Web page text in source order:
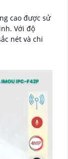
cao được sử
độ
nét và chi